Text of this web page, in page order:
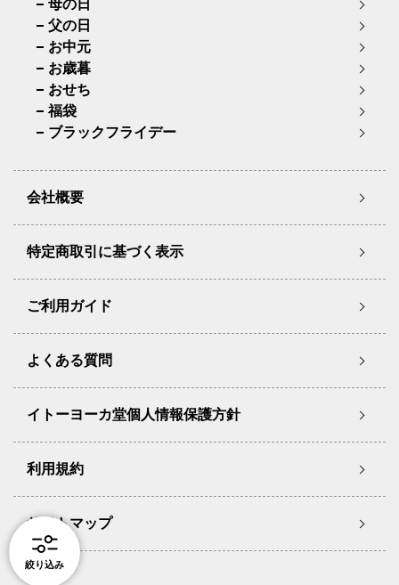
絞り込み
母の日
父の日
お中元
お歳暮
おせち
福袋
ブラックフライデー
会社概要
特定商取引に基づく表示
ご利用ガイド
よくある質問
イトーヨーカ堂個人情報保護方針
利用規約
サイトマップ